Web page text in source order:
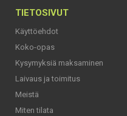
TIETOSIVUT
Käyttöehdot
Koko-opas
Kysymyksiä maksaminen
Laivaus ja toimitus
Meistä
Miten tilata